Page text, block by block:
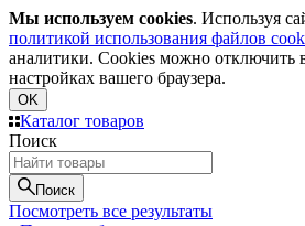
Мы используем cookies. Используя
политикой использования файлов
аналитики. Cookies можно отключить
настройках вашего браузера.
OK
Каталог товаров
Поиск
Поиск
Посмотреть все результаты